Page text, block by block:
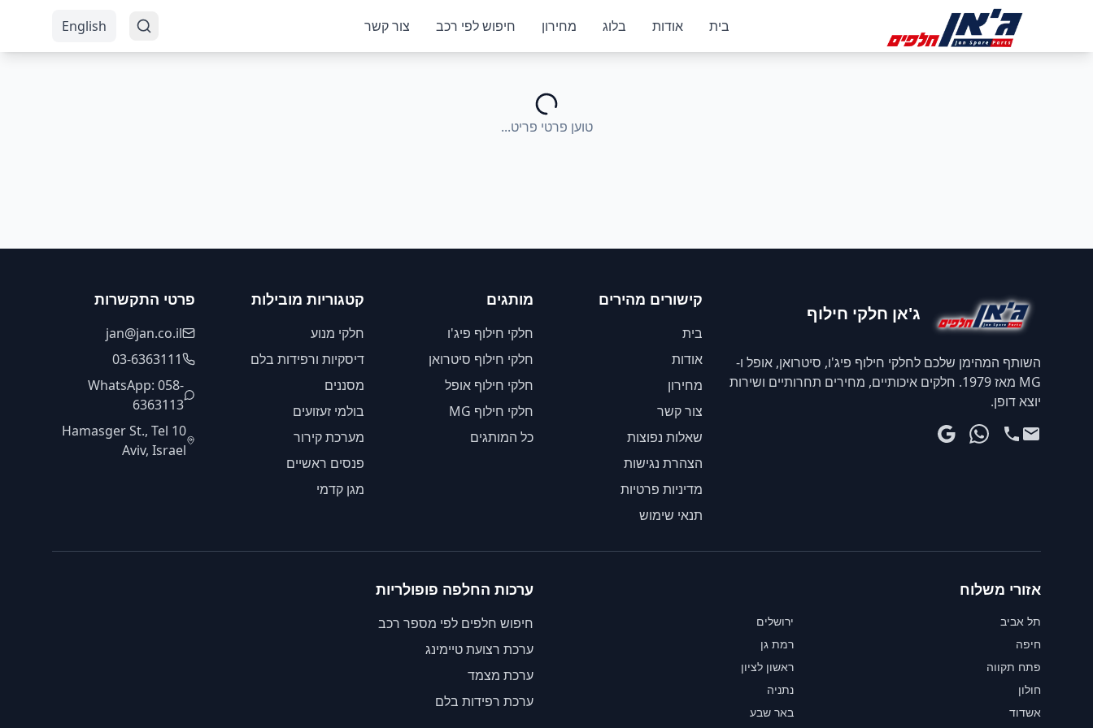
בית
אודות בלוג מחירון חיפוש לפי רכב צור קשר English
טוען פרטי פריט...
ג'אן חלקי חילוף
השותף המהימן שלכם לחלקי חילוף פיג'ו, סיטרואן, אופל ו-
MG מאז 1979. חלקים איכותיים, מחירים תחרותיים ושירות
יוצא דופן.
קישורים מהירים
בית
אודות
מחירון
צור קשר
שאלות נפוצות
הצהרת נגישות
מדיניות פרטיות
תנאי שימוש
מותגים
חלקי חילוף פיג'ו
חלקי חילוף סיטרואן
חלקי חילוף אופל
חלקי חילוף MG
כל המותגים
קטגוריות מובילות
חלקי מנוע
דיסקיות ורפידות בלם
מסננים
בולמי זעזועים
מערכת קירור
פנסים ראשיים
מגן קדמי
פרטי התקשרות
jan@jan.co.il
03-6363111
WhatsApp: 058-
6363113
10 Hamasger St., Tel
Aviv, Israel
אזורי משלוח
תל אביב
ירושלים
חיפה
רמת גן
פתח תקווה
ראשון לציון
חולון
נתניה
אשדוד
באר שבע
ערכות החלפה פופולריות
חיפוש חלפים לפי מספר רכב
ערכת רצועת טיימינג
ערכת מצמד
ערכת רפידות בלם